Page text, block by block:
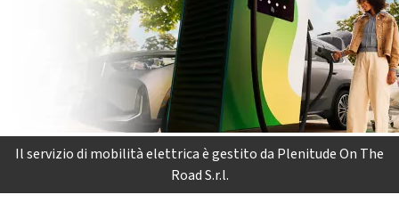
Il servizio di mobilità elettrica è gestito da Plenitude On The
Road S.r.l.